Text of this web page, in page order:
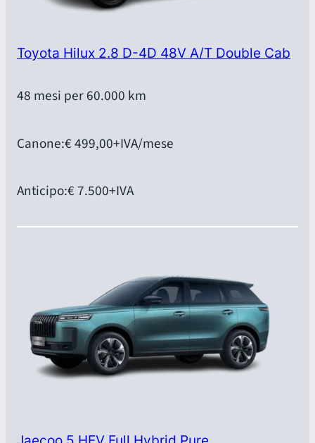
Toyota Hilux 2.8 D-4D 48V A/T Double Cab
48 mesi per 60.000 km
Canone:€ 499,00+IVA/mese
Anticipo:€ 7.500+IVA